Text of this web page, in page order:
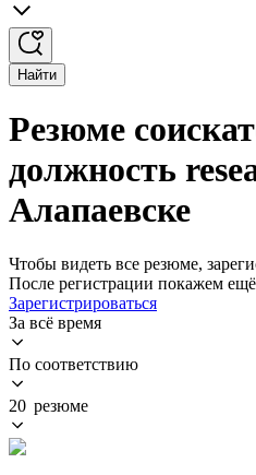
Найти
Резюме
должность
Алапаевске
Чтобы видеть все резюме,
После регистрации покажем
Зарегистрироваться
За всё время
По соответствию
20 резюме